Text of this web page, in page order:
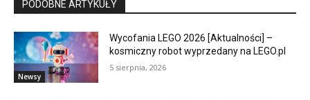
PODOBNE ARTYKUŁY
Newsy
Wycofania LEGO 2026 [Aktualności] –
kosmiczny robot wyprzedany na LEGO.pl
5 sierpnia, 2026